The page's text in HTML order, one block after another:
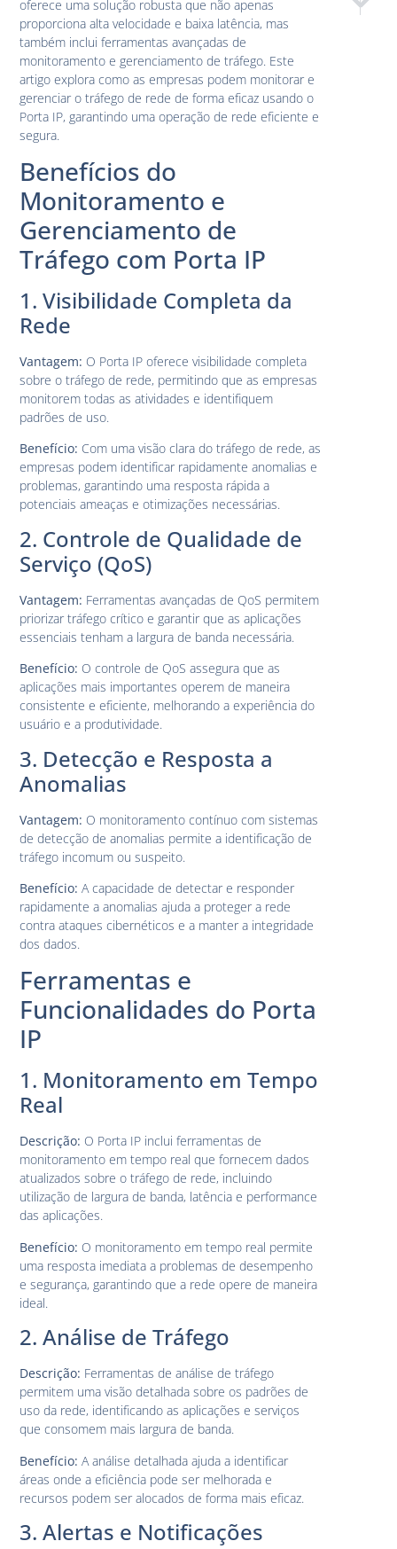
oferece uma solução robusta que não apenas
proporciona alta velocidade e baixa latência, mas
também inclui ferramentas avançadas de
monitoramento e gerenciamento de tráfego. Este
artigo explora como as empresas podem monitorar e
gerenciar o tráfego de rede de forma eficaz usando o
Porta IP, garantindo uma operação de rede eficiente e
segura.
Benefícios do
Monitoramento e
Gerenciamento de
Tráfego com Porta IP
1. Visibilidade Completa da
Rede
Vantagem: O Porta IP oferece visibilidade completa
sobre o tráfego de rede, permitindo que as empresas
monitorem todas as atividades e identifiquem
padrões de uso.
Benefício: Com uma visão clara do tráfego de rede, as
empresas podem identificar rapidamente anomalias e
problemas, garantindo uma resposta rápida a
potenciais ameaças e otimizações necessárias.
2. Controle de Qualidade de
Serviço (QoS)
Vantagem: Ferramentas avançadas de QoS permitem
priorizar tráfego crítico e garantir que as aplicações
essenciais tenham a largura de banda necessária.
Benefício: O controle de QoS assegura que as
aplicações mais importantes operem de maneira
consistente e eficiente, melhorando a experiência do
usuário e a produtividade.
3. Detecção e Resposta a
Anomalias
Vantagem: O monitoramento contínuo com sistemas
de detecção de anomalias permite a identificação de
tráfego incomum ou suspeito.
Benefício: A capacidade de detectar e responder
rapidamente a anomalias ajuda a proteger a rede
contra ataques cibernéticos e a manter a integridade
dos dados.
Ferramentas e
Funcionalidades do Porta
IP
1. Monitoramento em Tempo
Real
Descrição: O Porta IP inclui ferramentas de
monitoramento em tempo real que fornecem dados
atualizados sobre o tráfego de rede, incluindo
utilização de largura de banda, latência e performance
das aplicações.
Benefício: O monitoramento em tempo real permite
uma resposta imediata a problemas de desempenho
e segurança, garantindo que a rede opere de maneira
ideal.
2. Análise de Tráfego
Descrição: Ferramentas de análise de tráfego
permitem uma visão detalhada sobre os padrões de
uso da rede, identificando as aplicações e serviços
que consomem mais largura de banda.
Benefício: A análise detalhada ajuda a identificar
áreas onde a eficiência pode ser melhorada e
recursos podem ser alocados de forma mais eficaz.
3. Alertas e Notificações
Porta IP